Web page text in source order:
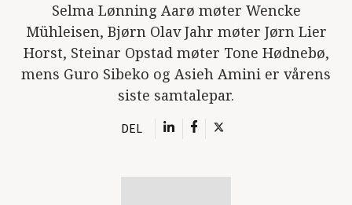
Selma Lønning Aarø møter Wencke
Mühleisen, Bjørn Olav Jahr møter Jørn Lier
Horst, Steinar Opstad møter Tone Hødnebø,
mens Guro Sibeko og Asieh Amini er vårens
siste samtalepar.
DEL